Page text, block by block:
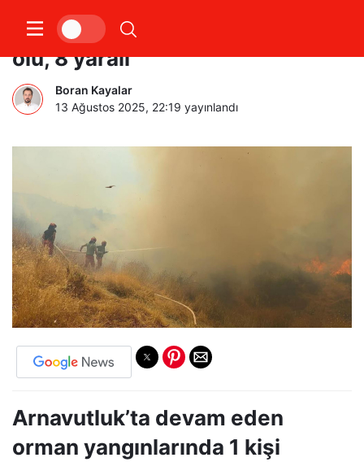
Arnavutluk’ta orman yangını: 1
ölü, 8 yaralı
Boran Kayalar
13 Ağustos 2025, 22:19 yayınlandı
Arnavutluk’ta devam eden
orman yangınlarında 1 kişi